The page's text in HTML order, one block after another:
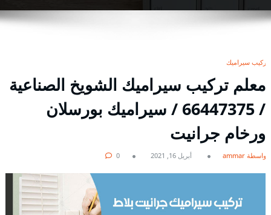
تركيب سيراميك
معلم تركيب سيراميك الشويخ الصناعية
/ 66447375 / سيراميك بورسلان
ورخام جرانيت
بواسطة ammar أبريل 16, 2021 0